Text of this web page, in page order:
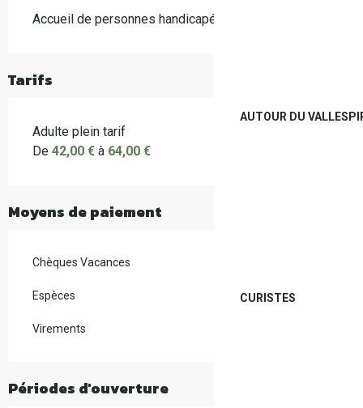
AUTOUR DU
CURISTES
Accueil de personnes handicapées
Tarifs
Adulte plein tarif
De 42,00 € à 64,00 €
Moyens de paiement
Chèques Vacances
Espèces
Virements
Périodes d'ouverture